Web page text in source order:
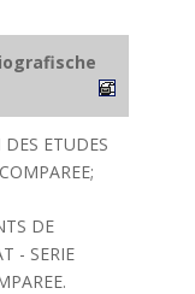
ETUDES
DE
- SERIE